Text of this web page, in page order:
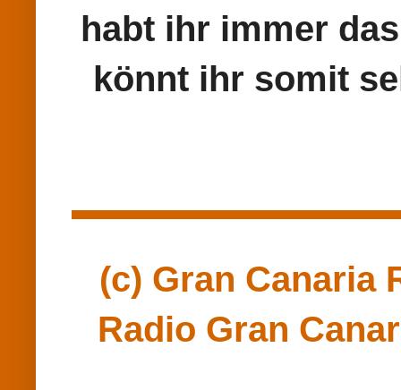
habt ihr immer
könnt ihr somit
(c) Gran Canaria
Radio Gran